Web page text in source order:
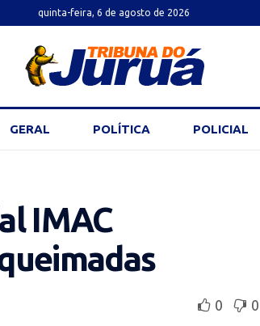
quinta-feira, 6 de agosto de 2026
GERAL POLÍTICA POLICIAL
IMAC
0 0